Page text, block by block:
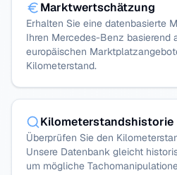
Marktwertschätzung
Erhalten Sie eine datenbasierte
Ihren Mercedes-Benz basierend
europäischen
Kilometerstand.
Kilometerstandshistorie
Überprüfen Sie den
Unsere Datenbank gleicht
um mögliche